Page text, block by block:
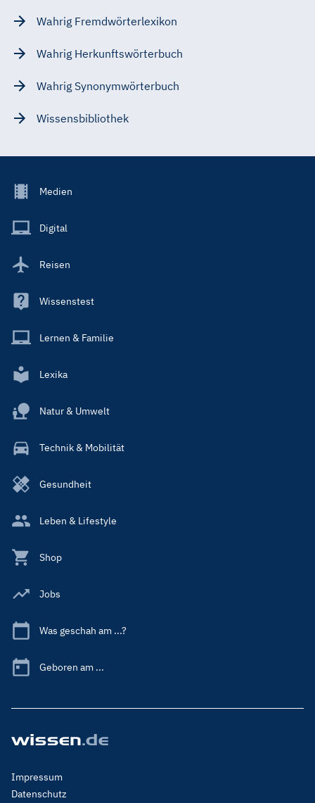
Wahrig Fremdwörterlexikon
Wahrig Herkunftswörterbuch
Wahrig Synonymwörterbuch
Wissensbibliothek
Footer
Main
Medien
Digital
Reisen
Wissenstest
Lernen & Familie
Lexika
Natur & Umwelt
Technik & Mobilität
Gesundheit
Leben & Lifestyle
Shop
Jobs
Was geschah am ...?
Geboren am ...
Footer
Menu
Impressum
Datenschutz